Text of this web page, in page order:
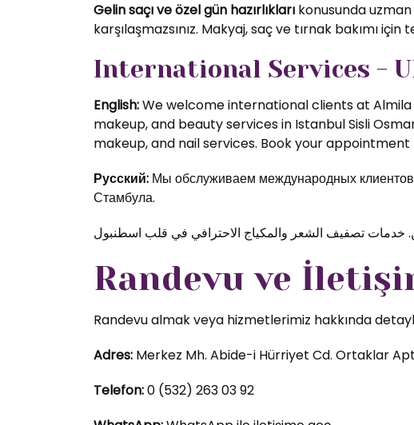
Gelin saçı ve özel gün hazırlıkları konusunda
karşılaşmazsınız. Makyaj, saç ve tırnak bakımı için
International Services -
English:We welcome international clients at
makeup, and beauty services in Istanbul Sisli
makeup, and nail services. Book your
Русский: Мы обслуживаем международных
Стамбула.
Randevu ve
Randevu almak veya hizmetlerimiz hakkında
Adres: Merkez Mh. Abide-i Hürriyet Cd. Ortaklar
Telefon:0 (532) 263 03 92